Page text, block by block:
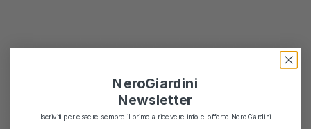
NeroGiardini
Newsletter
Iscriviti per essere sempre il primo a ricevere info e offerte NeroGiardini